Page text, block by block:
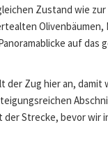
Zustand wie zur
Olivenbäumen,
auf das
der Zug hier an, damit
Strecke, bevor wir